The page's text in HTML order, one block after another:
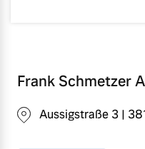
Frank Schmetzer
Aussigstraße 3 |